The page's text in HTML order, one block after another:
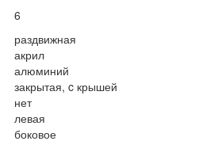
6
раздвижная
акрил
алюминий
закрытая, c крышей
нет
левая
боковое